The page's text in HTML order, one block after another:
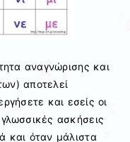
αναγνώρισης και
αποτελεί
και εσείς οι
ασκήσεις
και όταν μάλιστα